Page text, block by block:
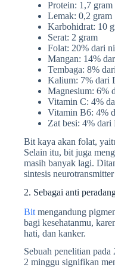
Protein: 1,7 gram
Lemak: 0,2 gram
Karbohidrat: 10
Serat: 2 gram
Folat: 20% dari
Mangan: 14%
Tembaga: 8%
Kalium: 7% dari
Magnesium: 6%
Vitamin C: 4%
Vitamin B6: 4%
Zat besi: 4%
Bit kaya akan folat,
Selain itu, bit juga
masih banyak lagi.
sintesis
2. Sebagai anti
Bit mengandung
bagi kesehatanmu,
hati, dan kanker.
Sebuah penelitian
2 minggu signifikan